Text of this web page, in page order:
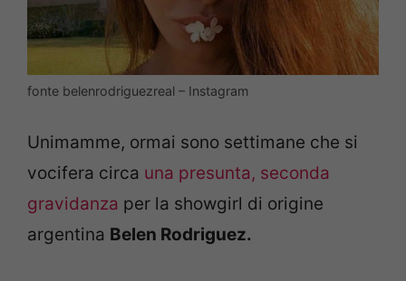
fonte belenrodriguezreal – Instagram
Unimamme, ormai sono settimane che si
vocifera circa una presunta, seconda
gravidanza per la showgirl di origine
argentina Belen Rodriguez.